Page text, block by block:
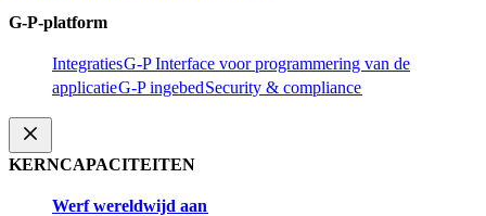
G-P-platform​​
Integraties​​G-P Interface voor programmering van de
applicatie​​G-P ingebed​​Security & compliance​​
KERNCAPACITEITEN​​
Werf wereldwijd aan​​